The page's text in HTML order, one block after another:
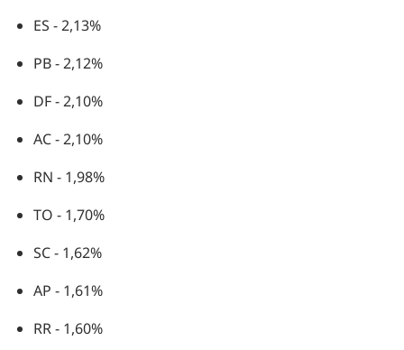
ES - 2,13%
PB - 2,12%
DF - 2,10%
AC - 2,10%
RN - 1,98%
TO - 1,70%
SC - 1,62%
AP - 1,61%
RR - 1,60%